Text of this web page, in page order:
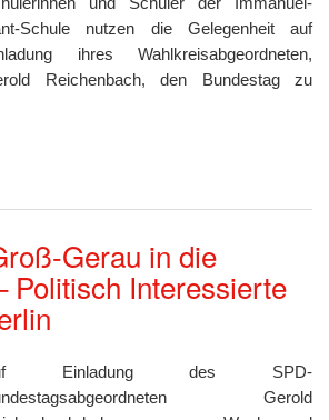
Schule nutzen die Gelegenheit auf
ihres Wahlkreisabgeordneten,
Reichenbach, den Bundestag zu
Gerau in die
Politisch Interessierte
Einladung des SPD-
Gerold